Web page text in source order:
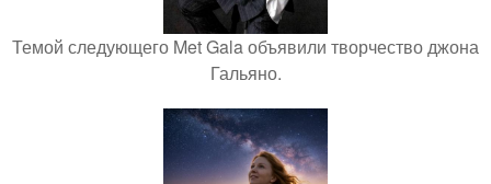
Темой следующего Met Gala объявили творчество джона
Гальяно.